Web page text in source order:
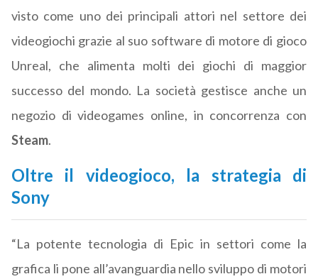
visto come uno dei principali attori nel settore dei
videogiochi grazie al suo software di motore di gioco
Unreal, che alimenta molti dei giochi di maggior
successo del mondo. La società gestisce anche un
negozio di videogames online, in concorrenza con
Steam.
Oltre il videogioco, la strategia di
Sony
“La potente tecnologia di Epic in settori come la
grafica li pone all’avanguardia nello sviluppo di motori